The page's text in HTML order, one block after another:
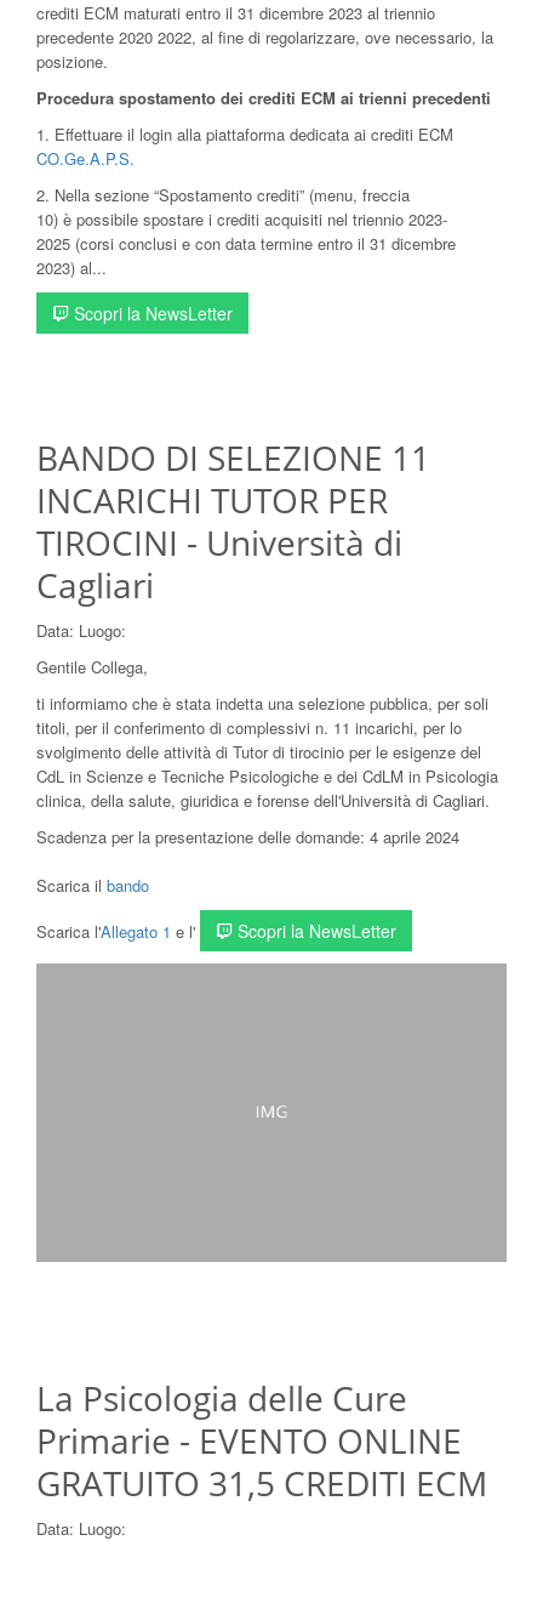
crediti ECM maturati entro il 31 dicembre 2023 al triennio
precedente 2020 2022, al fine di regolarizzare, ove necessario, la
posizione.
Procedura spostamento dei crediti ECM ai trienni precedenti
1. Effettuare il login alla piattaforma dedicata ai crediti ECM
CO.Ge.A.P.S.
2. Nella sezione “Spostamento crediti” (menu, freccia
10) è possibile spostare i crediti acquisiti nel triennio 2023-
2025 (corsi conclusi e con data termine entro il 31 dicembre
2023) al...
Scopri la NewsLetter
BANDO DI SELEZIONE 11
INCARICHI TUTOR PER
TIROCINI - Università di
Cagliari
Data: Luogo:
Gentile Collega,
ti informiamo che è stata indetta una selezione pubblica, per soli
titoli, per il conferimento di complessivi n. 11 incarichi, per lo
svolgimento delle attività di Tutor di tirocinio per le esigenze del
CdL in Scienze e Tecniche Psicologiche e dei CdLM in Psicologia
clinica, della salute, giuridica e forense dell'Università di Cagliari.
Scadenza per la presentazione delle domande: 4 aprile 2024
Scarica il bando
Scarica l'Allegato 1 e l' Scopri la NewsLetter
La Psicologia delle Cure
Primarie - EVENTO ONLINE
GRATUITO 31,5 CREDITI ECM
Data: Luogo: